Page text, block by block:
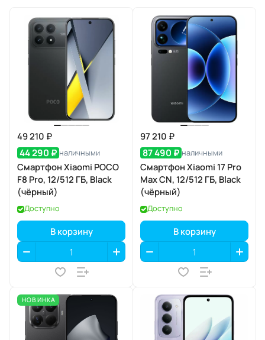
49 210 ₽
44 290 ₽ наличными
Смартфон Xiaomi POCO
F8 Pro, 12/512 ГБ, Black
(чёрный)
Доступно
В корзину
97 210 ₽
87 490 ₽ наличными
Смартфон Xiaomi 17 Pro
Max CN, 12/512 ГБ, Black
(чёрный)
Доступно
В корзину
НОВИНКА